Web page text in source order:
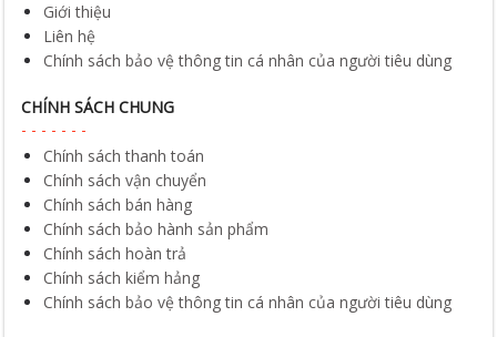
Giới thiệu
Liên hệ
Chính sách bảo vệ thông tin cá nhân của người tiêu dùng
CHÍNH SÁCH CHUNG
Chính sách thanh toán
Chính sách vận chuyển
Chính sách bán hàng
Chính sách bảo hành sản phẩm
Chính sách hoàn trả
Chính sách kiểm hảng
Chính sách bảo vệ thông tin cá nhân của người tiêu dùng